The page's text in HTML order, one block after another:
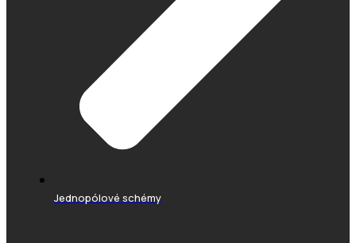
Jednopólové schémy